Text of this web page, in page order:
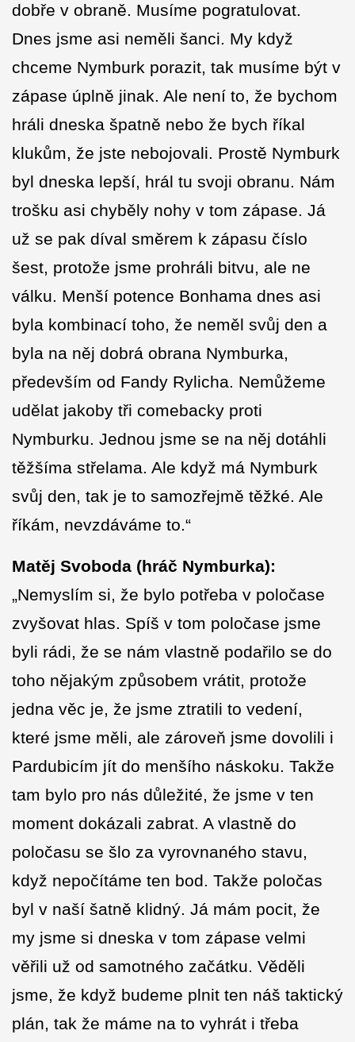
dobře v obraně. Musíme pogratulovat.
Dnes jsme asi neměli šanci. My když
chceme Nymburk porazit, tak musíme být v
zápase úplně jinak. Ale není to, že bychom
hráli dneska špatně nebo že bych říkal
klukům, že jste nebojovali. Prostě Nymburk
byl dneska lepší, hrál tu svoji obranu. Nám
trošku asi chyběly nohy v tom zápase. Já
už se pak díval směrem k zápasu číslo
šest, protože jsme prohráli bitvu, ale ne
válku. Menší potence Bonhama dnes asi
byla kombinací toho, že neměl svůj den a
byla na něj dobrá obrana Nymburka,
především od Fandy Rylicha. Nemůžeme
udělat jakoby tři comebacky proti
Nymburku. Jednou jsme se na něj dotáhli
těžšíma střelama. Ale když má Nymburk
svůj den, tak je to samozřejmě těžké. Ale
říkám, nevzdáváme to.“
Matěj Svoboda (hráč Nymburka):
„Nemyslím si, že bylo potřeba v poločase
zvyšovat hlas. Spíš v tom poločase jsme
byli rádi, že se nám vlastně podařilo se do
toho nějakým způsobem vrátit, protože
jedna věc je, že jsme ztratili to vedení,
které jsme měli, ale zároveň jsme dovolili i
Pardubicím jít do menšího náskoku. Takže
tam bylo pro nás důležité, že jsme v ten
moment dokázali zabrat. A vlastně do
poločasu se šlo za vyrovnaného stavu,
když nepočítáme ten bod. Takže poločas
byl v naší šatně klidný. Já mám pocit, že
my jsme si dneska v tom zápase velmi
věřili už od samotného začátku. Věděli
jsme, že když budeme plnit ten náš taktický
plán, tak že máme na to vyhrát i třeba